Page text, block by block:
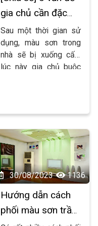
tôi theo dõi bài viết
gia chủ cần đặc
biệt lưu ý khi sơn
lại nhà
Sau một thời gian sử
dụng, màu sơn trong
nhà sẽ bị xuống cấp,
lúc này gia chủ buộc
phải biết cách sơn lại
tường cũ đúng cách.
Bài viết dưới đâySƠN
ĐẠI HẢIsẽ chia sẻ
đến bạn một số lưu ý
khi sơn lại nhà, hãy
cùng tìm hiểu nhé !
30/08/2023 1136
Hướng dẫn cách
phối màu sơn trần